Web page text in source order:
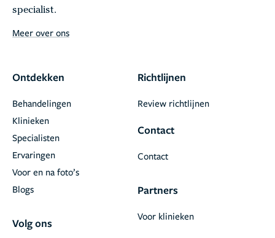
specialist.
Meer over ons
Ontdekken
Behandelingen
Klinieken
Specialisten
Ervaringen
Voor en na foto’s
Blogs
Volg ons
Richtlijnen
Review richtlijnen
Contact
Contact
Partners
Voor klinieken